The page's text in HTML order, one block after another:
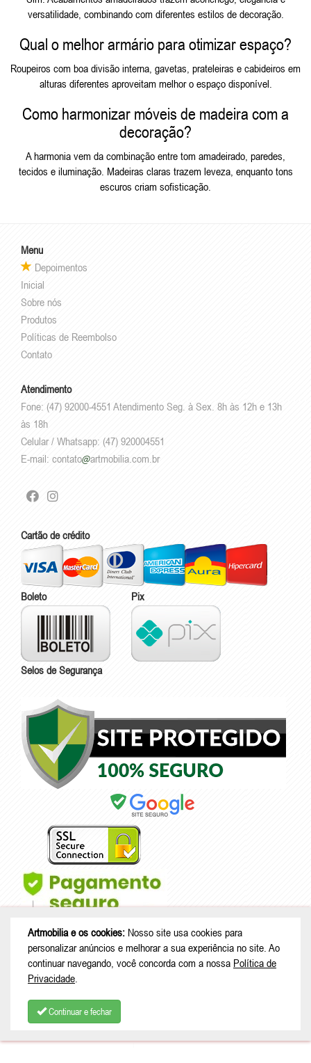
versatilidade, combinando com diferentes estilos de decoração.
Qual o melhor armário para otimizar espaço?
Roupeiros com boa divisão interna, gavetas, prateleiras e cabideiros em
alturas diferentes aproveitam melhor o espaço disponível.
Como harmonizar móveis de madeira com a
decoração?
A harmonia vem da combinação entre tom amadeirado, paredes,
tecidos e iluminação. Madeiras claras trazem leveza, enquanto tons
escuros criam sofisticação.
Menu
Depoimentos
Inicial
Sobre nós
Produtos
Políticas de Reembolso
Contato
Atendimento
Fone: (47) 92000-4551 Atendimento Seg. à Sex. 8h às 12h e 13h
às 18h
Celular / Whatsapp: (47) 920004551
E-mail: contato artmobilia.com.br
Cartão de crédito
Boleto Pix
Selos de Segurança
Treml, 343 casa A23 - sala 2 - Schramm - São Bento do Sul - SC |
Artmobilia e os cookies: Nosso site usa cookies para
personalizar anúncios e melhorar a sua experiência no site. Ao
continuar navegando, você concorda com a nossa Política de
Privacidade
Continuar e fechar